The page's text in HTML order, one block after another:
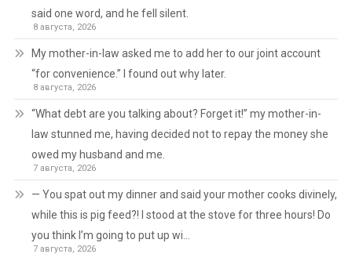
said one word, and he fell silent.
8 августа, 2026
My mother-in-law asked me to add her to our joint account
“for convenience.” I found out why later.
8 августа, 2026
“What debt are you talking about? Forget it!” my mother-in-
law stunned me, having decided not to repay the money she
owed my husband and me.
7 августа, 2026
— You spat out my dinner and said your mother cooks divinely,
while this is pig feed?! I stood at the stove for three hours! Do
you think I’m going to put up wi…
7 августа, 2026